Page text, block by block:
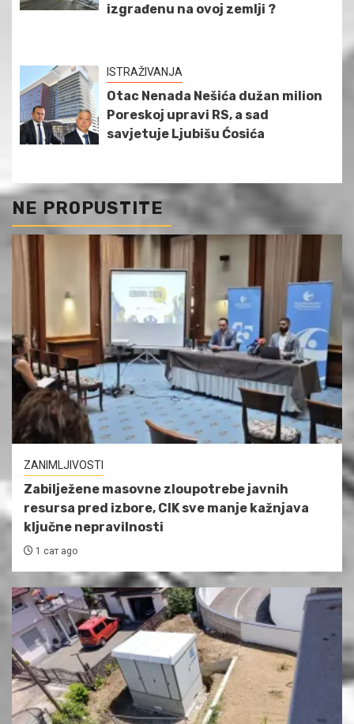
izgrađenu na ovoj zemlji ?
ISTRAŽIVANJA
Otac Nenada Nešića dužan milion
Poreskoj upravi RS, a sad
savjetuje Ljubišu Ćosića
NE PROPUSTITE
ZANIMLJIVOSTI
Zabilježene masovne zloupotrebe javnih
resursa pred izbore, CIK sve manje kažnjava
ključne nepravilnosti
1 сат ago